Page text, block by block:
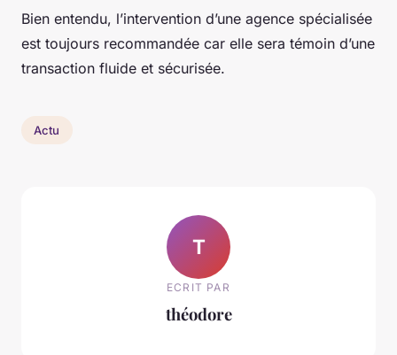
Bien entendu, l’intervention d’une agence spécialisée
est toujours recommandée car elle sera témoin d’une
transaction fluide et sécurisée.
Actu
T
ECRIT PAR
théodore